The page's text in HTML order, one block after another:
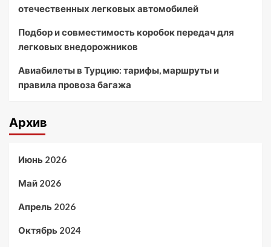
отечественных легковых автомобилей
Подбор и совместимость коробок передач для
легковых внедорожников
Авиабилеты в Турцию: тарифы, маршруты и
правила провоза багажа
Архив
Июнь 2026
Май 2026
Апрель 2026
Октябрь 2024